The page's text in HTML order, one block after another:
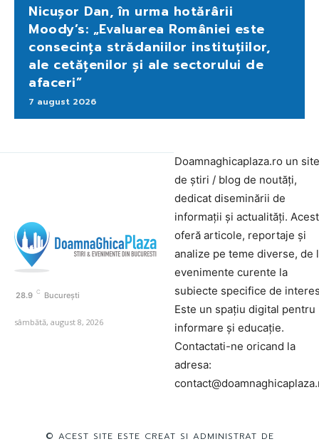
Nicușor Dan, în urma hotărârii
Moody’s: „Evaluarea României este
consecința strădaniilor instituțiilor,
ale cetățenilor și ale sectorului de
afaceri”
7 august 2026
28.9 C București
sâmbătă, august 8, 2026
Doamnaghicaplaza.ro un site
de știri / blog de noutăți,
dedicat diseminării de
informații și actualități.
oferă articole, reportaje și
analize pe teme diverse, de
evenimente curente la
subiecte specifice de
Este un spațiu digital pentru
informare și educație.
Contactati-ne oricand la
adresa:
© ACEST SITE ESTE CREAT SI ADMINISTRAT DE